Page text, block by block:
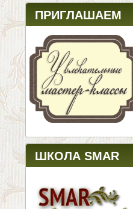
ПРИГЛАШАЕМ
ШКОЛА SMAR